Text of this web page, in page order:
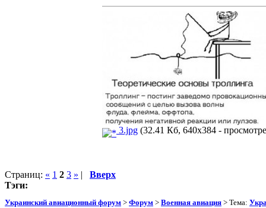
3.jpg (32.41 Кб, 640x384 -
Страниц: « 1 2 3 » | Вверх
Тэги:
Украинский авиационный форум > Форум > Военная авиация > Тема: